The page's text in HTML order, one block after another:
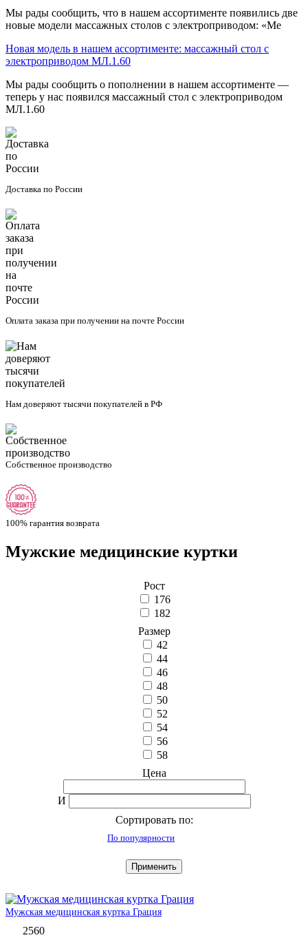
Мы рады сообщить, что в нашем ассортименте появились две
новые модели массажных столов с электроприводом: «Ме
Новая модель в нашем ассортименте: массажный стол с
электроприводом МЛ.1.60
Мы рады сообщить о пополнении в нашем ассортименте —
теперь у нас появился массажный стол с электроприводом
МЛ.1.60
Доставка по России
Оплата заказа при получении на почте России
Нам доверяют тысячи покупателей в РФ
Собственное производство
100% гарантия возврата
Вы здесь
Мужские медицинские куртки
Рост
176
182
Размер
42
44
46
48
50
52
54
56
58
Цена
И
Сортировать по:
По популярности
Применить
Мужская медицинская куртка Грация
2560